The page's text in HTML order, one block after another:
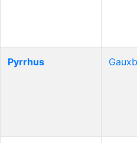
Pyrrhus